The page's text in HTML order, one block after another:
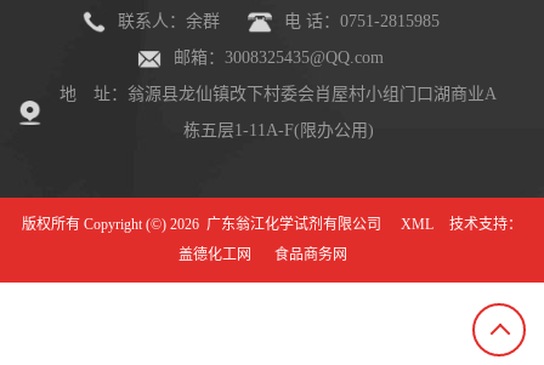
联系人：余群
电 话：0751-2815985
邮箱：3008325435@QQ.com
地 址：翁源县龙仙镇改下村委会肖屋村小组门口湖商业A
栋五层1-11A-F(限办公用)
版权所有 Copyright (©) 2026 广东翁江化学试剂有限公司 XML
技术支持：
盖德化工网
食品商务网